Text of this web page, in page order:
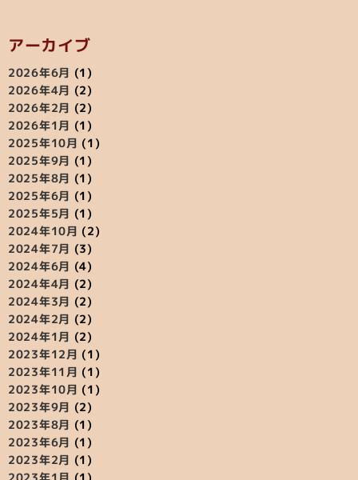
アーカイブ
2026年6月 (1)
2026年4月 (2)
2026年2月 (2)
2026年1月 (1)
2025年10月 (1)
2025年9月 (1)
2025年8月 (1)
2025年6月 (1)
2025年5月 (1)
2024年10月 (2)
2024年7月 (3)
2024年6月 (4)
2024年4月 (2)
2024年3月 (2)
2024年2月 (2)
2024年1月 (2)
2023年12月 (1)
2023年11月 (1)
2023年10月 (1)
2023年9月 (2)
2023年8月 (1)
2023年6月 (1)
2023年2月 (1)